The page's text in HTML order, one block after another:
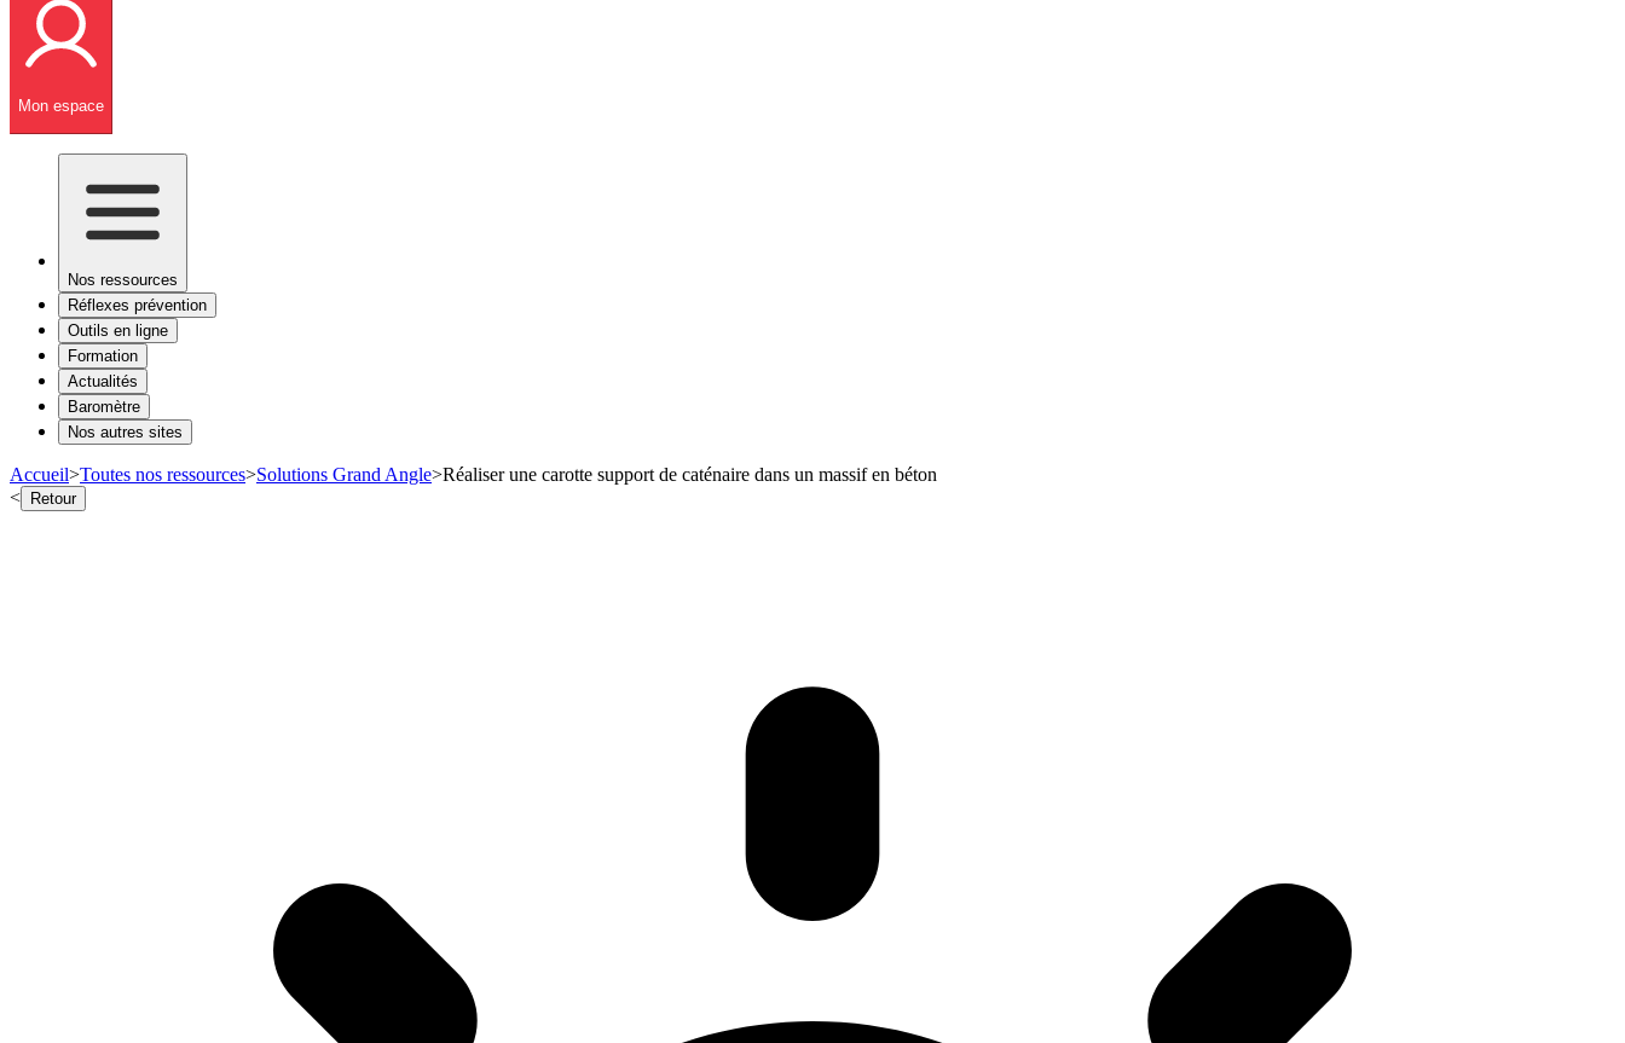
Mon espace
Nos ressources
Réflexes prévention
Outils en ligne
Formation
Actualités
Baromètre
Nos autres sites
Accueil>Toutes nos ressources>Solutions Grand Angle>Réaliser une carotte support de caténaire dans un massif en béton
< Retour